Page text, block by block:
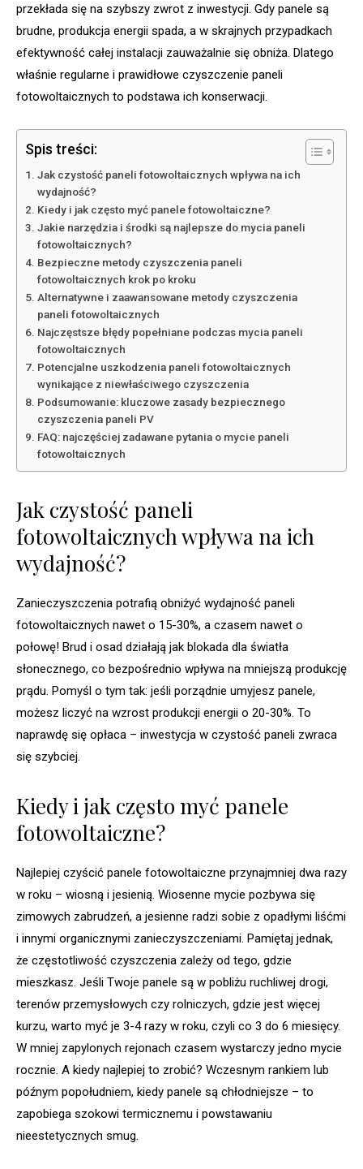
przekłada się na szybszy zwrot z inwestycji. Gdy panele są
brudne, produkcja energii spada, a w skrajnych przypadkach
efektywność całej instalacji zauważalnie się obniża. Dlatego
właśnie regularne i prawidłowe czyszczenie paneli
fotowoltaicznych to podstawa ich konserwacji.
Spis treści:
Jak czystość paneli fotowoltaicznych wpływa na ich
wydajność?
Kiedy i jak często myć panele fotowoltaiczne?
Jakie narzędzia i środki są najlepsze do mycia paneli
fotowoltaicznych?
Bezpieczne metody czyszczenia paneli
fotowoltaicznych krok po kroku
Alternatywne i zaawansowane metody czyszczenia
paneli fotowoltaicznych
Najczęstsze błędy popełniane podczas mycia paneli
fotowoltaicznych
Potencjalne uszkodzenia paneli fotowoltaicznych
wynikające z niewłaściwego czyszczenia
Podsumowanie: kluczowe zasady bezpiecznego
czyszczenia paneli PV
FAQ: najczęściej zadawane pytania o mycie paneli
fotowoltaicznych
Jak czystość paneli
fotowoltaicznych wpływa na ich
wydajność?
Zanieczyszczenia potrafią obniżyć wydajność paneli
fotowoltaicznych nawet o 15-30%, a czasem nawet o
połowę! Brud i osad działają jak blokada dla światła
słonecznego, co bezpośrednio wpływa na mniejszą produkcję
prądu. Pomyśl o tym tak: jeśli porządnie umyjesz panele,
możesz liczyć na wzrost produkcji energii o 20-30%. To
naprawdę się opłaca – inwestycja w czystość paneli zwraca
się szybciej.
Kiedy i jak często myć panele
fotowoltaiczne?
Najlepiej czyścić panele fotowoltaiczne przynajmniej dwa razy
w roku – wiosną i jesienią. Wiosenne mycie pozbywa się
zimowych zabrudzeń, a jesienne radzi sobie z opadłymi liśćmi
i innymi organicznymi zanieczyszczeniami. Pamiętaj jednak,
że częstotliwość czyszczenia zależy od tego, gdzie
mieszkasz. Jeśli Twoje panele są w pobliżu ruchliwej drogi,
terenów przemysłowych czy rolniczych, gdzie jest więcej
kurzu, warto myć je 3-4 razy w roku, czyli co 3 do 6 miesięcy.
W mniej zapylonych rejonach czasem wystarczy jedno mycie
rocznie. A kiedy najlepiej to zrobić? Wczesnym rankiem lub
późnym popołudniem, kiedy panele są chłodniejsze – to
zapobiega szokowi termicznemu i powstawaniu
nieestetycznych smug.